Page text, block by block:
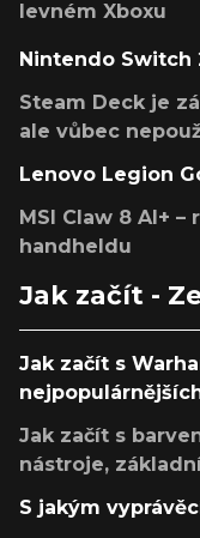
levném Xboxu
Nintendo Switch
Steam Deck je
ale vůbec
Lenovo Legion
MSI Claw 8 AI+
handheldu
Jak začít -
Jak začít s
Jak začít s
nástroje,
S jakým